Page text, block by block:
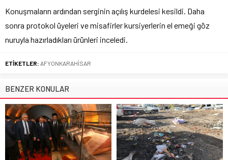
Konuşmaların ardından serginin açılış kurdelesi kesildi. Daha
sonra protokol üyeleri ve misafirler kursiyerlerin el emeği göz
nuruyla hazırladıkları ürünleri inceledi.
ETİKETLER: AFYONKARAHİSAR
BENZER KONULAR